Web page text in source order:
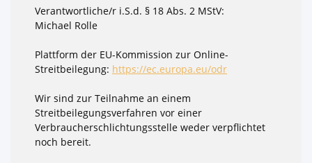
Verantwortliche/r i.S.d. § 18 Abs. 2 MStV:
Michael Rolle
Plattform der EU-Kommission zur Online-
Streitbeilegung: https://ec.europa.eu/odr
Wir sind zur Teilnahme an einem
Streitbeilegungsverfahren vor einer
Verbraucherschlichtungsstelle weder verpflichtet
noch bereit.